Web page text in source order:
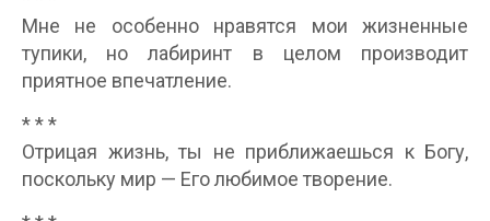
Мне не особенно нравятся мои жизненные
тупики, но лабиринт в целом производит
приятное впечатление.
* * *
Отрицая жизнь, ты не приближаешься к Богу,
поскольку мир — Его любимое творение.